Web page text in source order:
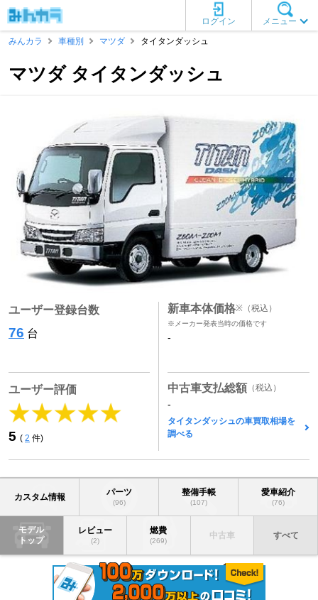
メニュー
ログイン
みんカラ
車種別 マツダ タイタンダッシュ
マツダ タイタンダッシュ
ユーザー登録台数
76 台
ユーザー評価
5 ( 2 件)
新車本体価格※ （税込）
※メーカー発表当時の価格です
-
中古車支払総額 （税込）
-
タイタンダッシュの車買取相場を
調べる
カスタム情報 パーツ
(96)
整備手帳
(107)
愛車紹介
(76)
モデル
トップ
レビュー
(2)
燃費
(269)
中古車 すべて